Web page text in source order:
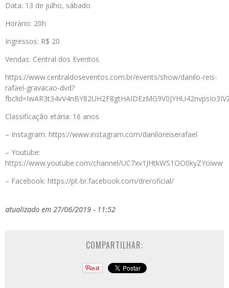
Data: 13 de julho, sábado
Horário: 20h
Ingressos: R$ 20
Vendas: Central dos Eventos
https://www.centraldoseventos.com.br/events/show/danilo-reis-
rafael-gravacao-dvd?
Classificação etária: 16 anos
– Instagram: https://www.instagram.com/daniloreiserafael
– Youtube:
https://www.youtube.com/channel/UC7xv1JHtkWS1OO0kyZYoiww
– Facebook: https://pt-br.facebook.com/dreroficial/
atualizado em 27/06/2019 - 11:52
COMPARTILHAR: